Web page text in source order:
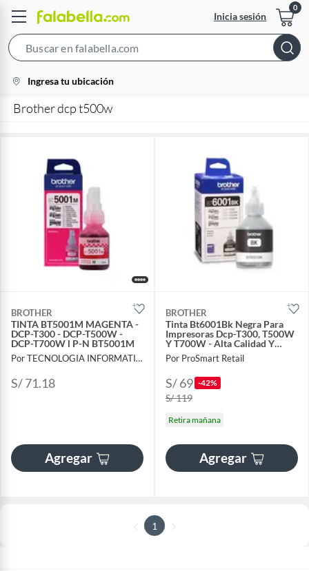
Inicia sesión
Bar
location-
icon
Ingresa tu ubicación
Brother dcp t500w
BROTHER
TINTA BT5001M MAGENTA -
DCP-T300 - DCP-T500W -
DCP-T700W l P-N BT5001M
Por TECNOLOGIA INFORMATICA Y CONSULTORIA
S/ 71.18
Agregar
BROTHER
Tinta Bt6001Bk Negra Para
Impresoras Dcp-T300, T500W
Y T700W - Alta Calidad Y
Rend
Por ProSmart Retail
S/ 69 -42%
S/ 119
Retira mañana
Agregar
1